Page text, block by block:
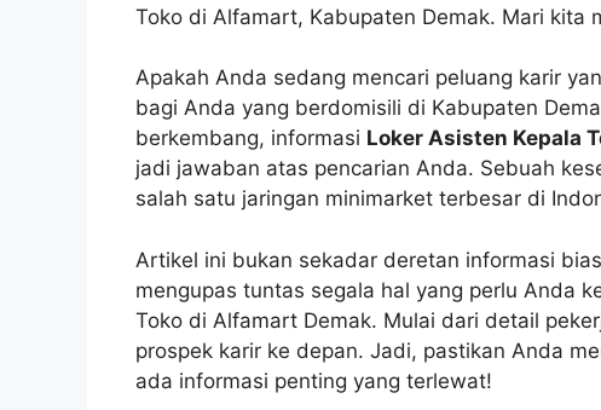
Toko di Alfamart, Kabupaten Demak. Mari kita
Apakah Anda sedang mencari peluang karir
bagi Anda yang berdomisili di Kabupaten
berkembang, informasi Loker Asisten Kepala
jadi jawaban atas pencarian Anda. Sebuah
salah satu jaringan minimarket terbesar di
Artikel ini bukan sekadar deretan informasi
mengupas tuntas segala hal yang perlu Anda
Toko di Alfamart Demak. Mulai dari detail
prospek karir ke depan. Jadi, pastikan Anda
ada informasi penting yang terlewat!